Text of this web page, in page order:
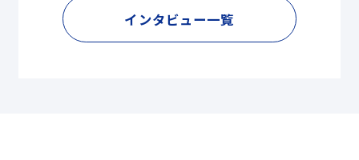
インタビュー一覧